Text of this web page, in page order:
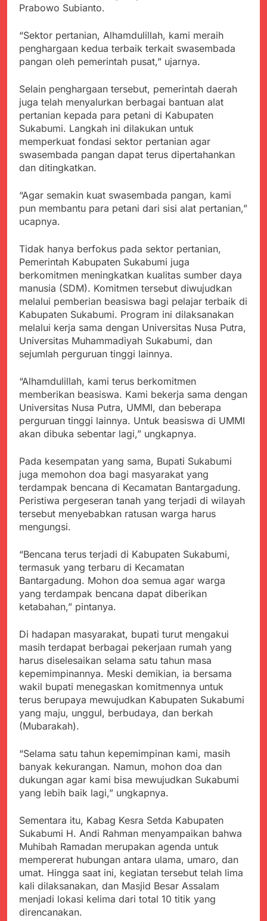
Pedagang dan
Pengelolaan Sampah
Sedunia di Cibadak,
PDIP Tegaskan ASI
adalah Investasi
Peradaban dan Upaya
Cegah Stunting
Agustus 6, 2026
Wujud Kepedulian Polri,
Kapolresta Sumenep
Berangkatkan Empat
Korban Kebakaran KMP
Mutiara Sentosa 2 ke
Posko Pusat Tg. Perak
Surabaya
SMA Negeri Nyalindung
Sukabumi Diduga
Lakukan Pungutan
melalui Komite Sekolah,
Disorot karena Dinilai
Bertentangan dengan
Edaran Disdik Jabar
Agustus 4, 2026
Ketua Umum FSP
Maritim Indonesia
Bantah Isu Mogok
Agustus 3, 2026
Gotong Royong di
Desa Sukakersa
Agustus 3, 2026
Prabowo Subianto.
“Sektor pertanian, Alhamdulillah, kami meraih
penghargaan kedua terbaik terkait swasembada
pangan oleh pemerintah pusat,” ujarnya.
Selain penghargaan tersebut, pemerintah daerah
juga telah menyalurkan berbagai bantuan alat
pertanian kepada para petani di Kabupaten
Sukabumi. Langkah ini dilakukan untuk
memperkuat fondasi sektor pertanian agar
swasembada pangan dapat terus dipertahankan
dan ditingkatkan.
“Agar semakin kuat swasembada pangan, kami
pun membantu para petani dari sisi alat pertanian,”
ucapnya.
Tidak hanya berfokus pada sektor pertanian,
Pemerintah Kabupaten Sukabumi juga
berkomitmen meningkatkan kualitas sumber daya
manusia (SDM). Komitmen tersebut diwujudkan
melalui pemberian beasiswa bagi pelajar terbaik di
Kabupaten Sukabumi. Program ini dilaksanakan
melalui kerja sama dengan Universitas Nusa Putra,
Universitas Muhammadiyah Sukabumi, dan
sejumlah perguruan tinggi lainnya.
“Alhamdulillah, kami terus berkomitmen
memberikan beasiswa. Kami bekerja sama dengan
Universitas Nusa Putra, UMMI, dan beberapa
perguruan tinggi lainnya. Untuk beasiswa di UMMI
akan dibuka sebentar lagi,” ungkapnya.
Pada kesempatan yang sama, Bupati Sukabumi
juga memohon doa bagi masyarakat yang
terdampak bencana di Kecamatan Bantargadung.
Peristiwa pergeseran tanah yang terjadi di wilayah
tersebut menyebabkan ratusan warga harus
mengungsi.
“Bencana terus terjadi di Kabupaten Sukabumi,
termasuk yang terbaru di Kecamatan
Bantargadung. Mohon doa semua agar warga
yang terdampak bencana dapat diberikan
ketabahan,” pintanya.
Di hadapan masyarakat, bupati turut mengakui
masih terdapat berbagai pekerjaan rumah yang
harus diselesaikan selama satu tahun masa
kepemimpinannya. Meski demikian, ia bersama
wakil bupati menegaskan komitmennya untuk
terus berupaya mewujudkan Kabupaten Sukabumi
yang maju, unggul, berbudaya, dan berkah
(Mubarakah).
“Selama satu tahun kepemimpinan kami, masih
banyak kekurangan. Namun, mohon doa dan
dukungan agar kami bisa mewujudkan Sukabumi
yang lebih baik lagi,” ungkapnya.
Sementara itu, Kabag Kesra Setda Kabupaten
Sukabumi H. Andi Rahman menyampaikan bahwa
Muhibah Ramadan merupakan agenda untuk
mempererat hubungan antara ulama, umaro, dan
umat. Hingga saat ini, kegiatan tersebut telah lima
kali dilaksanakan, dan Masjid Besar Assalam
menjadi lokasi kelima dari total 10 titik yang
direncanakan.